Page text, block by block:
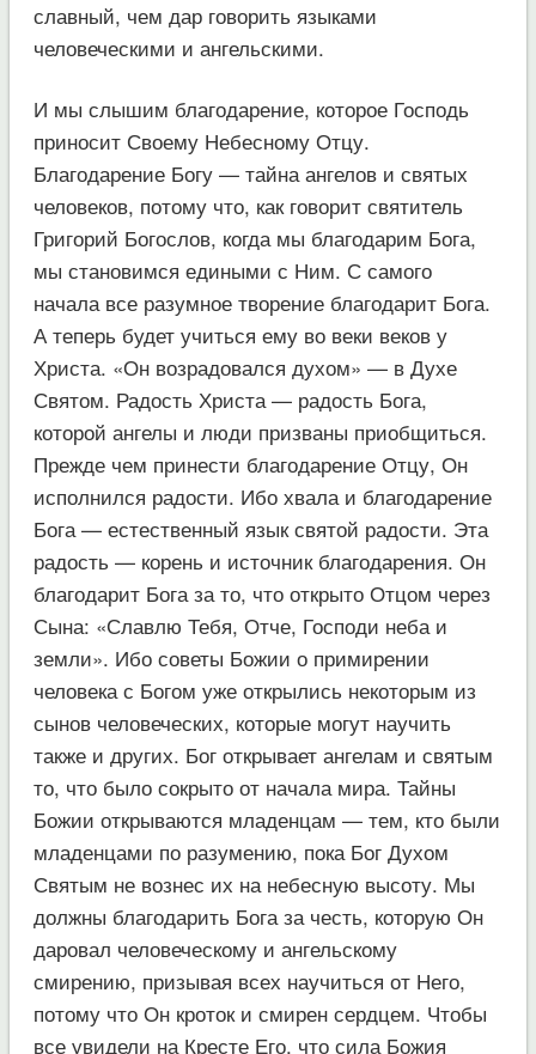
славный, чем дар говорить языками
человеческими и ангельскими.
И мы слышим благодарение, которое Господь
приносит Своему Небесному Отцу.
Благодарение Богу — тайна ангелов и святых
человеков, потому что, как говорит святитель
Григорий Богослов, когда мы благодарим Бога,
мы становимся едиными с Ним. С самого
начала все разумное творение благодарит Бога.
А теперь будет учиться ему во веки веков у
Христа. «Он возрадовался духом» — в Духе
Святом. Радость Христа — радость Бога,
которой ангелы и люди призваны приобщиться.
Прежде чем принести благодарение Отцу, Он
исполнился радости. Ибо хвала и благодарение
Бога — естественный язык святой радости. Эта
радость — корень и источник благодарения. Он
благодарит Бога за то, что открыто Отцом через
Сына: «Славлю Тебя, Отче, Господи неба и
земли». Ибо советы Божии о примирении
человека с Богом уже открылись некоторым из
сынов человеческих, которые могут научить
также и других. Бог открывает ангелам и святым
то, что было сокрыто от начала мира. Тайны
Божии открываются младенцам — тем, кто были
младенцами по разумению, пока Бог Духом
Святым не вознес их на небесную высоту. Мы
должны благодарить Бога за честь, которую Он
даровал человеческому и ангельскому
смирению, призывая всех научиться от Него,
потому что Он кроток и смирен сердцем. Чтобы
все увидели на Кресте Его, что сила Божия